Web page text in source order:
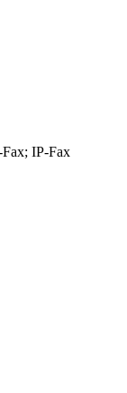
IP-Fax